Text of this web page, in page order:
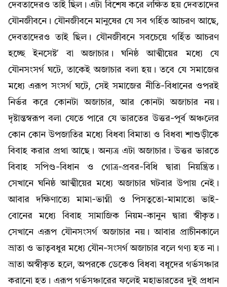
দেবতাদেরও তাই ছিল। এটা বিশেষ করে লক্ষিত হয় দেবতাদের
যৌনজীবনে। যৌনজীবনে মানুষের যে সব গৰ্হিত আচরণ আছে,
দেবতাদেরও তাই ছিল। যৌনজীবনে সবচেয়ে গৰ্হিত আচরণ
হচ্ছে ইনসেষ্ট’ বা অজাচার। ঘনিষ্ঠ আত্মীয়ের মধ্যে যে
যৌনসংসর্গ ঘটে, তাকেই অজাচার বলা হয়। তবে যে সমাজের
মধ্যে এরূপ সংসর্গ ঘটে, সেই সমাজের নীতি-বিধানের ওপরই
নির্ভর করে কোনটা অজাচার, আর কোনটা অজাচার নয়।
দৃষ্টান্তস্বরূপ বলা যেতে পারে যে ভারতের উত্তর-পূর্ব অঞ্চলের
কোন কোন উপজাতির মধ্যে বিধবা বিমাতা ও বিধবা শাশুড়ীকে
বিবাহ করার প্রথা আছে। অন্যত্র এটা অজাচার। উত্তর ভারতে
বিবাহ সপিণ্ড-বিধান ও গোত্র-প্রবর-বিধি দ্বারা নিয়ন্ত্রিত।
সেখানে ঘনিষ্ঠ আত্মীয়ের মধ্যে অজাচার ঘটবার উপায় নেই।
আবার দক্ষিণাত্যে মামা-ভাগ্নী ও পিসতুতো-মামাতো ভাই-
বোনের মধ্যে বিবাহ সামাজিক নিয়ম-কানুন দ্বারা স্বীকৃত।
সেখানে এরূপ যৌনসংসর্গ অজাচার নয়। আবার প্রাচীনকালে
ভ্রাতা ও ভাতৃবধুর মধ্যে যৌন-সংসর্গ অজাচার বলে গণ্য হত না।
ভ্রাতা অস্বীকৃত হলে, অপরকে ডেকেও বিধবা বধূদের গর্ভসঞ্চার
করানো হত। এরূপ গর্ভসঞ্চারের ফলেই মহাভারতের দুই প্রধান